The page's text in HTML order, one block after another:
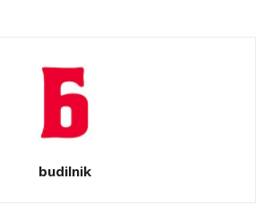
budilnik